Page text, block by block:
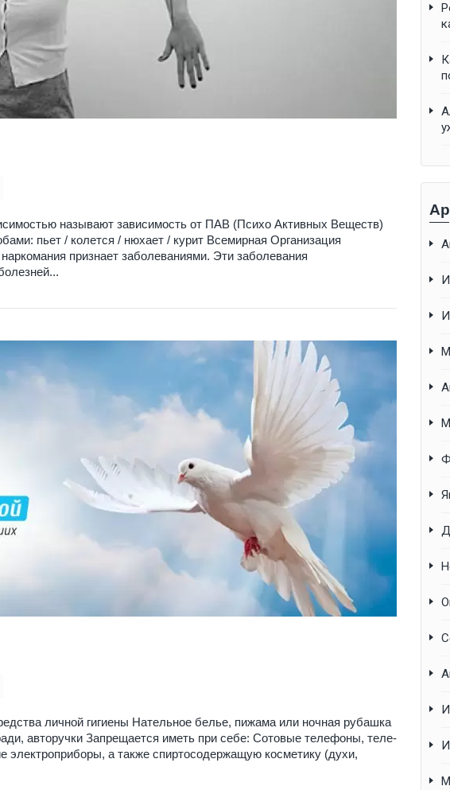
называют зависимость от ПАВ (Психо Активных Веществ)
пьет / колется / нюхает / курит Всемирная Организация
признает заболеваниями. Эти заболевания
личной гигиены Нательное белье, пижама или ночная рубашка
авторучки Запрещается иметь при себе: Сотовые телефоны, теле-
электроприборы, а также спиртосодержащую косметику (духи,